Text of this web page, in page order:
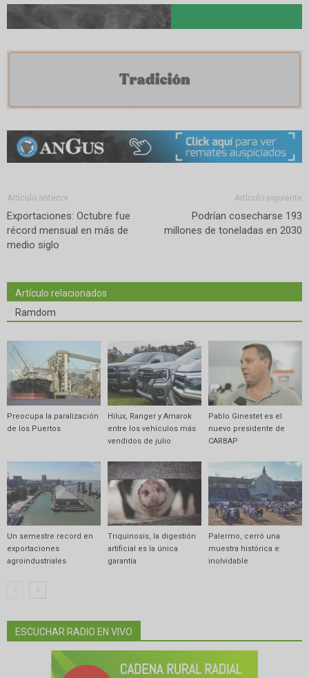
Artículo anterior
Exportaciones: Octubre fue
récord mensual en más de
medio siglo
Artículo siguiente
Podrían cosecharse 193
millones de toneladas en 2030
Artículo relacionados
Ramdom
Preocupa la paralización
de los Puertos
Hilux, Ranger y Amarok
entre los vehículos más
vendidos de julio
Pablo Ginestet es el
nuevo presidente de
CARBAP
Un semestre record en
exportaciones
agroindustriales
Triquinosis, la digestión
artificial es la única
garantía
Palermo, cerró una
muestra histórica e
inolvidable
ESCUCHAR RADIO EN VIVO